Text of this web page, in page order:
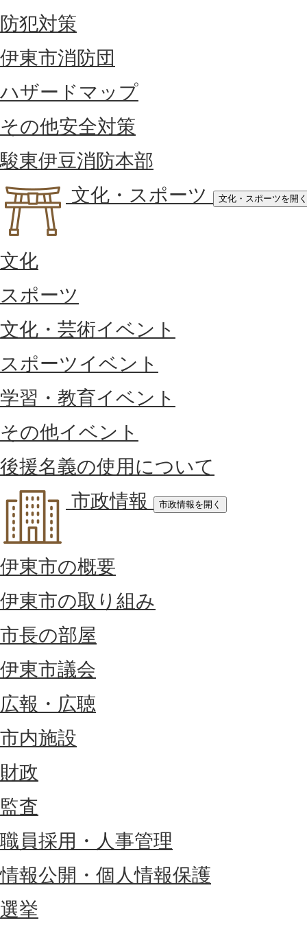
防犯対策
伊東市消防団
ハザードマップ
その他安全対策
駿東伊豆消防本部
文化・スポーツ
文化・スポーツを開く
文化
スポーツ
文化・芸術イベント
スポーツイベント
学習・教育イベント
その他イベント
後援名義の使用について
市政情報
市政情報を開く
伊東市の概要
伊東市の取り組み
市長の部屋
伊東市議会
広報・広聴
市内施設
財政
監査
職員採用・人事管理
情報公開・個人情報保護
選挙